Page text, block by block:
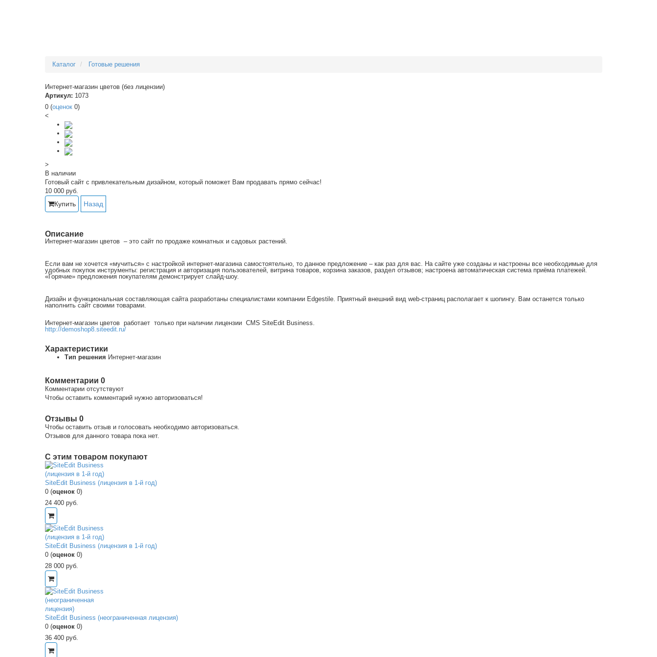
Каталог Готовые решения
Интернет-магазин цветов (без лицензии)
Артикул: 1073
0 (оценок 0)
<
>
В наличии
Готовый сайт с привлекательным дизайном, который поможет Вам продавать прямо сейчас!
10 000 руб.
Купить Назад
Описание
Интернет-магазин цветов – это сайт по продаже комнатных и садовых растений.
Если вам не хочется «мучиться» с настройкой интернет-магазина самостоятельно, то данное предложение – как раз для вас. На сайте уже созданы и настроены все необходимые для
удобных покупок инструменты: регистрация и авторизация пользователей, витрина товаров, корзина заказов, раздел отзывов; настроена автоматическая система приёма платежей.
«Горячие» предложения покупателям демонстрирует слайд-шоу.
Дизайн и функциональная составляющая сайта разработаны специалистами компании Edgestile. Приятный внешний вид web-страниц располагает к шопингу. Вам останется только
наполнить сайт своими товарами.
Интернет-магазин цветов работает только при наличии лицензии CMS SiteEdit Business.
http://demoshop8.siteedit.ru/
Характеристики
Тип решения Интернет-магазин
Комментарии 0
Комментарии отсутствуют
Чтобы оставить комментарий нужно авторизоваться!
Отзывы 0
Чтобы оcтавить отзыв и голосовать необходимо авторизоваться.
Отзывов для данного товара пока нет.
C этим товаром покупают
SiteEdit Business (лицензия в 1-й год)
0 (оценок 0)
24 400 руб.
SiteEdit Business (лицензия в 1-й год)
0 (оценок 0)
28 000 руб.
SiteEdit Business (неограниченная лицензия)
0 (оценок 0)
36 400 руб.